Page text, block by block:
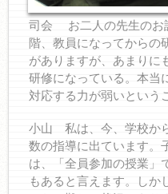
司会 お二人の先生のお
階、教員になってからの
がありますが、あまりに
研修になっている。本当
対応する力が弱いという
小山 私は、今、学校か
数の指導に出ています。
は、「全員参加の授業」
もあると言えます。しか